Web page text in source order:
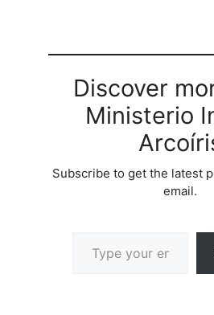
Discover
Ministerio
Subscribe to get the latest
email.